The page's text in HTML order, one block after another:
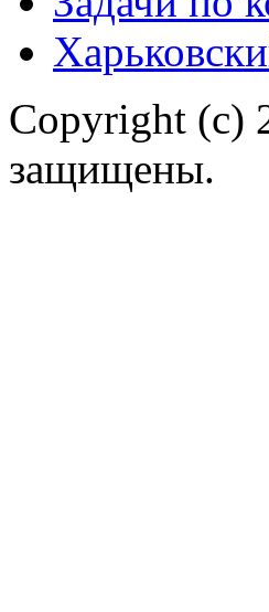
Copyright (c)
защищены.